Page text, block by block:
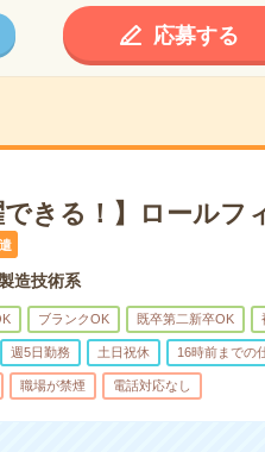
応募する
できる！】ロール
造技術系
ブランクOK 既卒第二新卒OK
週5日勤務 土日祝休 16時前までの
職場が禁煙 電話対応なし